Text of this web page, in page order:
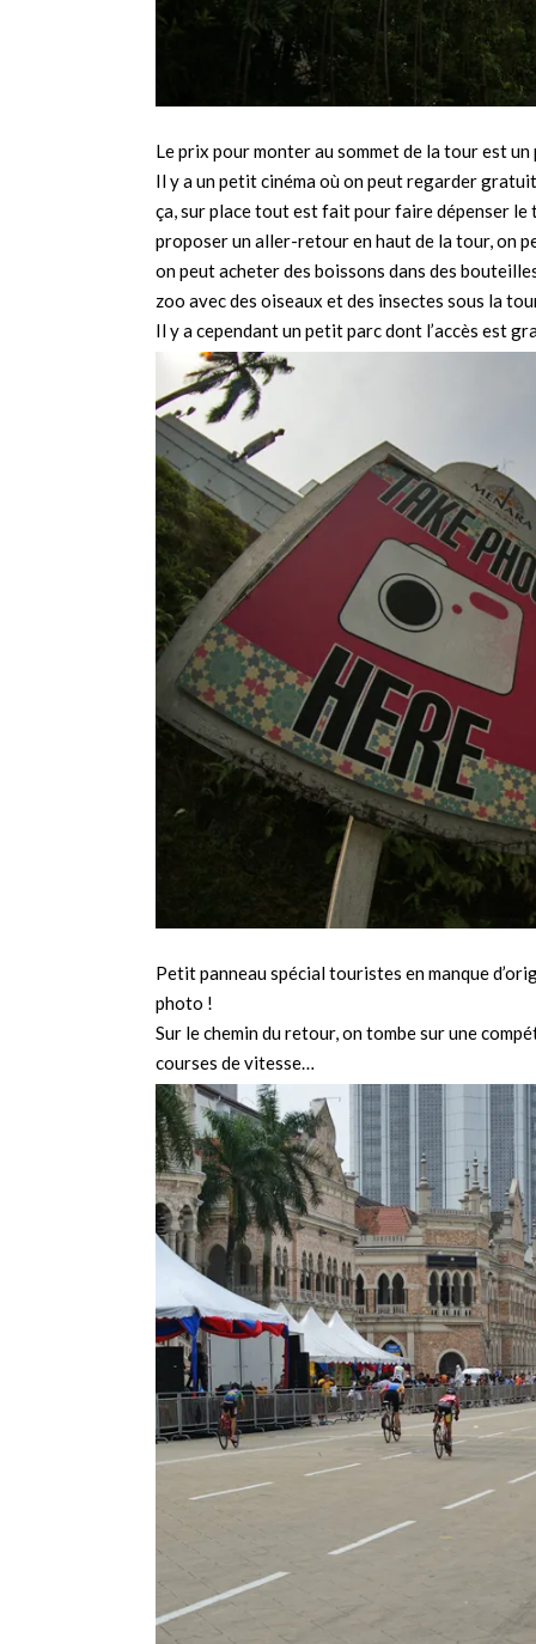
Le prix pour monter au sommet de la tour est
Il y a un petit cinéma où on peut regarder
ça, sur place tout est fait pour faire dépenser
proposer un aller-retour en haut de la tour, on
on peut acheter des boissons dans des
zoo avec des oiseaux et des insectes sous la
Il y a cependant un petit parc dont l’accès est
Petit panneau spécial touristes en manque
photo !
Sur le chemin du retour, on tombe sur une
courses de vitesse…